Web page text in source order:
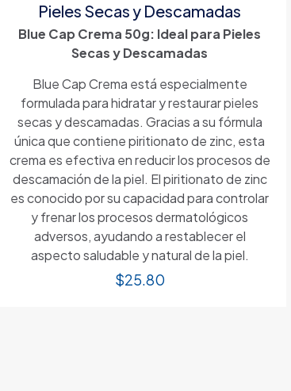
Pieles Secas y Descamadas
Blue Cap Crema 50g: Ideal para Pieles
Secas y Descamadas
Blue Cap Crema está especialmente
formulada para hidratar y restaurar pieles
secas y descamadas. Gracias a su fórmula
única que contiene piritionato de zinc, esta
crema es efectiva en reducir los procesos de
descamación de la piel. El piritionato de zinc
es conocido por su capacidad para controlar
y frenar los procesos dermatológicos
adversos, ayudando a restablecer el
aspecto saludable y natural de la piel.
$25.80